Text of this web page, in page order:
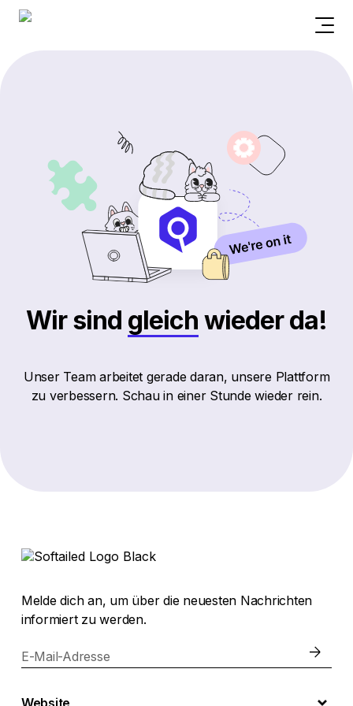
Wir sind gleich wieder da!
Unser Team arbeitet gerade daran, unsere Plattform
zu verbessern. Schau in einer Stunde wieder rein.
Melde dich an, um über die neuesten Nachrichten
informiert zu werden.
E-Mail-Adresse
Website